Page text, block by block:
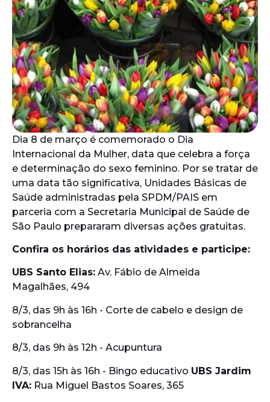
Dia 8 de março é comemorado o Dia
Internacional da Mulher, data que celebra a força
e determinação do sexo feminino. Por se tratar de
uma data tão significativa, Unidades Básicas de
Saúde administradas pela SPDM/PAIS em
parceria com a Secretaria Municipal de Saúde de
São Paulo prepararam diversas ações gratuitas.
Confira os horários das atividades e participe:
UBS Santo Elias: Av. Fábio de Almeida
Magalhães, 494
8/3, das 9h às 16h - Corte de cabelo e design de
sobrancelha
8/3, das 9h às 12h - Acupuntura
8/3, das 15h às 16h - Bingo educativo UBS Jardim
IVA: Rua Miguel Bastos Soares, 365